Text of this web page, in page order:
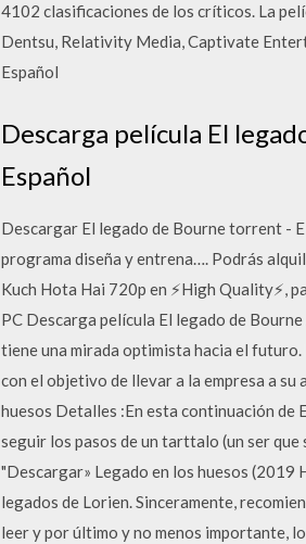
4102 clasificaciones de los críticos. La
Dentsu, Relativity Media, Captivate
Español
Descarga película El
Español
Descargar El legado de Bourne torrent -
programa diseña y entrena…. Podrás
Kuch Hota Hai 720p en ⚡High Quality⚡,
PC Descarga película El legado de
tiene una mirada optimista hacia el
con el objetivo de llevar a la empresa a
huesos Detalles :En esta continuación de
seguir los pasos de un tarttalo (un ser
"Descargar» Legado en los huesos (2019
legados de Lorien. Sinceramente,
leer y por último y no menos importante,